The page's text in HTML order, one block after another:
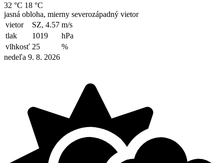
32 °C 18 °C
jasná obloha, mierny severozápadný vietor
vietor
SZ, 4.57 m/s
tlak
1019
hPa
vlhkosť 25
%
nedeľa 9. 8. 2026